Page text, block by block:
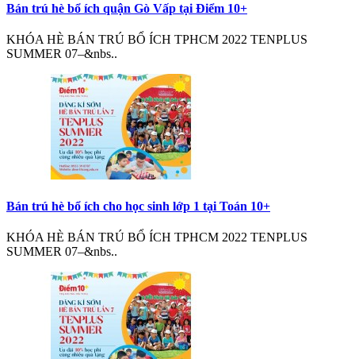
Bán trú hè bổ ích quận Gò Vấp tại Điểm 10+
KHÓA HÈ BÁN TRÚ BỔ ÍCH TPHCM 2022 TENPLUS
SUMMER 07–&nbs..
Bán trú hè bổ ích cho học sinh lớp 1 tại Toán 10+
KHÓA HÈ BÁN TRÚ BỔ ÍCH TPHCM 2022 TENPLUS
SUMMER 07–&nbs..